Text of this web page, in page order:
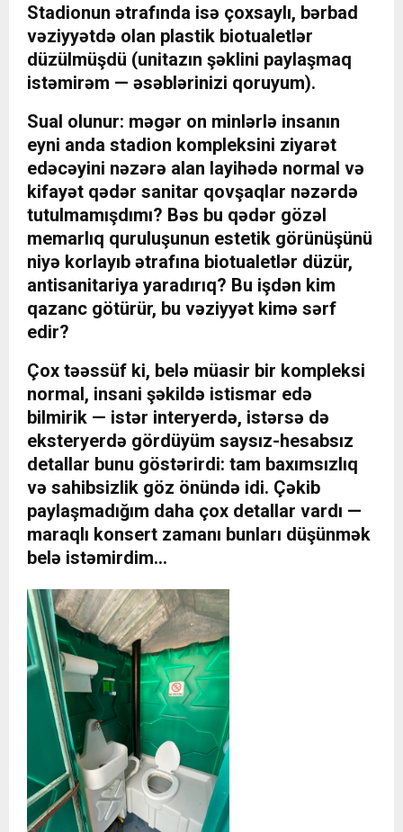
Stadionun ətrafında isə çoxsaylı, bərbad
vəziyyətdə olan plastik biotualetlər
düzülmüşdü (unitazın şəklini paylaşmaq
istəmirəm — əsəblərinizi qoruyum).
Sual olunur: məgər on minlərlə insanın
eyni anda stadion kompleksini ziyarət
edəcəyini nəzərə alan layihədə normal və
kifayət qədər sanitar qovşaqlar nəzərdə
tutulmamışdımı? Bəs bu qədər gözəl
memarlıq quruluşunun estetik görünüşünü
niyə korlayıb ətrafına biotualetlər düzür,
antisanitariya yaradırıq? Bu işdən kim
qazanc götürür, bu vəziyyət kimə sərf
edir?
Çox təəssüf ki, belə müasir bir kompleksi
normal, insani şəkildə istismar edə
bilmirik — istər interyerdə, istərsə də
eksteryerdə gördüyüm saysız-hesabsız
detallar bunu göstərirdi: tam baxımsızlıq
və sahibsizlik göz önündə idi. Çəkib
paylaşmadığım daha çox detallar vardı —
maraqlı konsert zamanı bunları düşünmək
belə istəmirdim…